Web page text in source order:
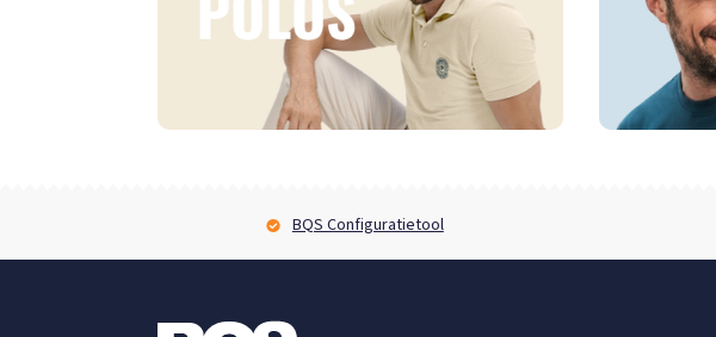
BQS Configuratietool